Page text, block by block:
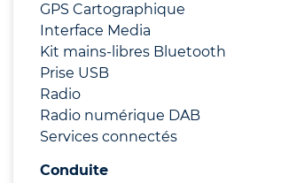
GPS Cartographique
Interface Media
Kit mains-libres Bluetooth
Prise USB
Radio
Radio numérique DAB
Services connectés
Conduite